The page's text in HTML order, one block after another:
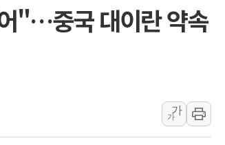
[사진] 이슬람 수니파 3개국, 공동방위협정 체결
뉴욕증시 개장 전 특징주...아틀라시안·클라
李 "해남 태양광, 대한민국 다음 100년 밑거
李 대통령, '6시간 마라톤 부동산 2차 회의' 주
"…중국 대이란 약속
가
가